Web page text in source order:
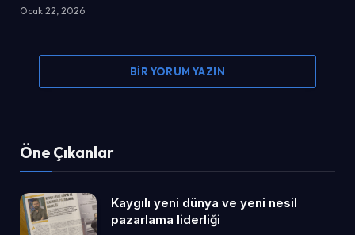
Ocak 22, 2026
BIR YORUM YAZIN
Öne Çıkanlar
Kaygılı yeni dünya ve yeni nesil
pazarlama liderliği